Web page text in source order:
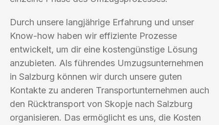
Durch unsere langjährige Erfahrung und unser
Know-how haben wir effiziente Prozesse
entwickelt, um dir eine kostengünstige Lösung
anzubieten. Als führendes Umzugsunternehmen
in Salzburg können wir durch unsere guten
Kontakte zu anderen Transportunternehmen auch
den Rücktransport von Skopje nach Salzburg
organisieren. Das ermöglicht es uns, die Kosten